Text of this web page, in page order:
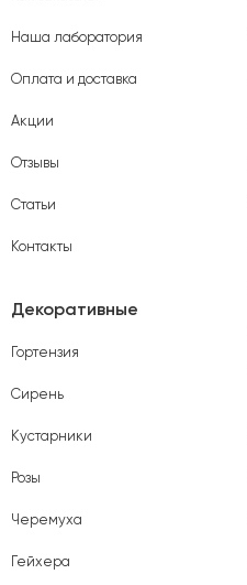
Наша лаборатория
Оплата и доставка
Акции
Отзывы
Статьи
Контакты
Декоративные
Гортензия
Сирень
Кустарники
Розы
Черемуха
Гейхера